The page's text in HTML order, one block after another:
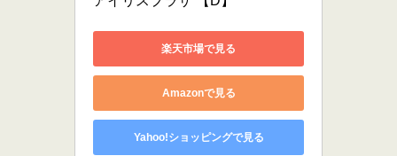
楽天市場で見る
Amazonで見る
Yahoo!ショッピングで見る